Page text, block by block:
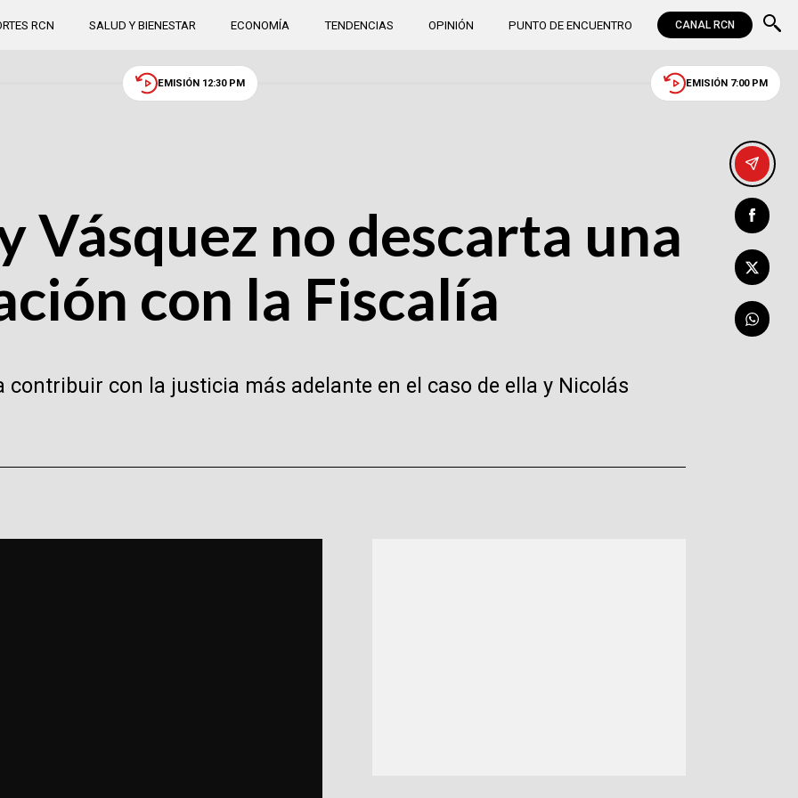
RCN SALUD Y BIENESTAR ECONOMÍA TENDENCIAS OPINIÓN PUNTO DE ENCUENTRO CANAL RCN
EMISIÓN 12:30 PM EMISIÓN 7:00 PM
Vásquez no descarta una
con la Fiscalía
contribuir con la justicia más adelante en el caso de ella y Nicolás